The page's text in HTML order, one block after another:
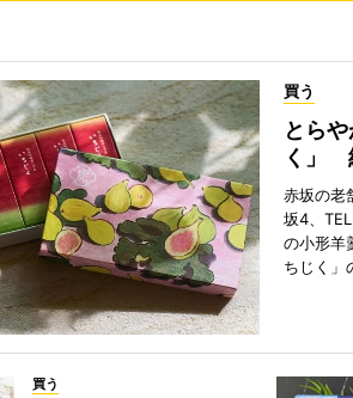
買う
とら
く」
赤坂の老
坂4、
の小形羊
ちじく」
買う